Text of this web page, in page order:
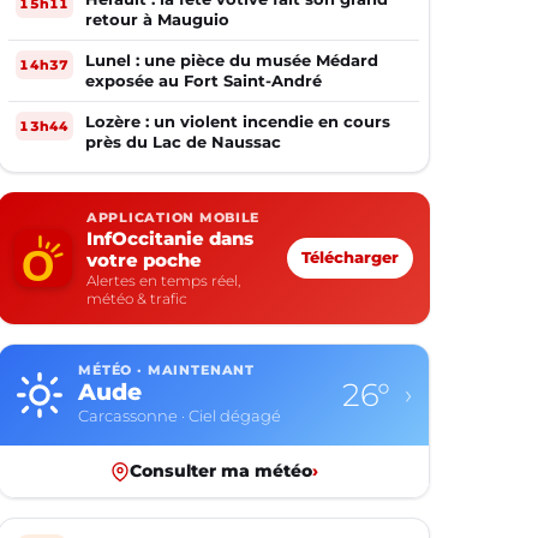
retour à Mauguio
14h37
Lunel : une pièce du musée Médard
exposée au Fort Saint-André
13h44
Lozère : un violent incendie en cours
près du Lac de Naussac
APPLICATION MOBILE
InfOccitanie dans
votre poche
Alertes en temps réel,
météo & trafic
Télécharger
MÉTÉO · MAINTENANT
Aude
Carcassonne · Ciel dégagé
26° ›
Consulter ma météo›